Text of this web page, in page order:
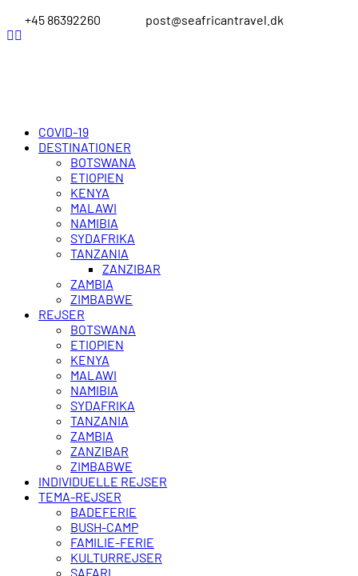
+45 86392260
post@seafricantravel.dk
COVID-19
DESTINATIONER
BOTSWANA
ETIOPIEN
KENYA
MALAWI
NAMIBIA
SYDAFRIKA
TANZANIA
ZANZIBAR
ZAMBIA
ZIMBABWE
REJSER
BOTSWANA
ETIOPIEN
KENYA
MALAWI
NAMIBIA
SYDAFRIKA
TANZANIA
ZAMBIA
ZANZIBAR
ZIMBABWE
INDIVIDUELLE REJSER
TEMA-REJSER
BADEFERIE
BUSH-CAMP
FAMILIE-FERIE
KULTURREJSER
SAFARI